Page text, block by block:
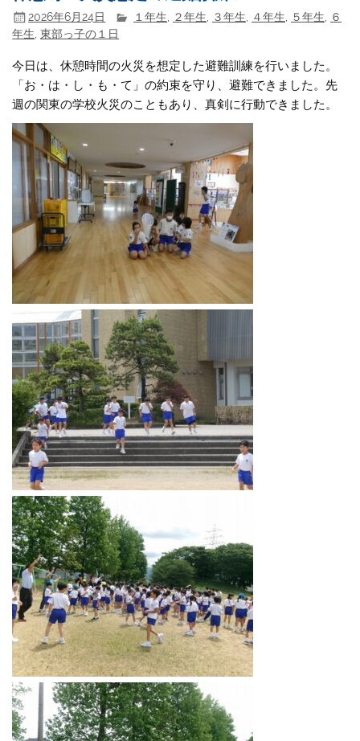
2026年6月24日 １年生 ２年生 ３年生 ４年生 ５年生
６
年生,東部っ子の１日
今日は、休憩時間の火災を想定した避難訓練を行いました。
「お・は・し・も・て」の約束を守り、避難できました。先
週の関東の学校火災のこともあり、真剣に行動できました。